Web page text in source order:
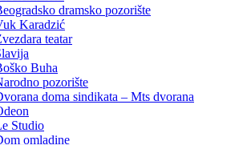
dramsko pozorište
Karadzić
teatar
Buha
pozorište
doma sindikata – Mts dvorana
Studio
omladine